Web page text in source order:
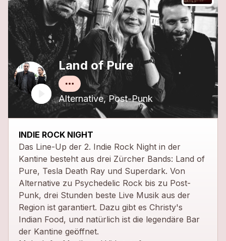
Land of Pure
Alternative, Post-Punk
INDIE ROCK NIGHT
Das Line-Up der 2. Indie Rock Night in der
Kantine besteht aus drei Zürcher Bands: Land of
Pure, Tesla Death Ray und Superdark. Von
Alternative zu Psychedelic Rock bis zu Post-
Punk, drei Stunden beste Live Musik aus der
Region ist garantiert. Dazu gibt es Christy's
Indian Food, und natürlich ist die legendäre Bar
der Kantine geöffnet.